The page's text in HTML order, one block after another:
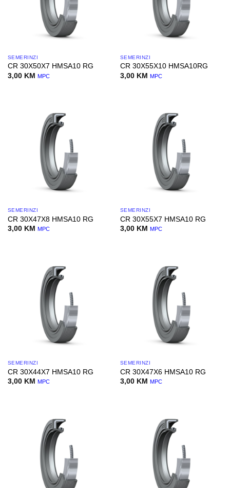
SEMERINZI
CR 30X50X7 HMSA10 RG
3,00 KM MPC
SEMERINZI
CR 30X55X10 HMSA10RG
3,00 KM MPC
SEMERINZI
CR 30X47X8 HMSA10 RG
3,00 KM MPC
SEMERINZI
CR 30X55X7 HMSA10 RG
3,00 KM MPC
SEMERINZI
CR 30X44X7 HMSA10 RG
3,00 KM MPC
SEMERINZI
CR 30X47X6 HMSA10 RG
3,00 KM MPC